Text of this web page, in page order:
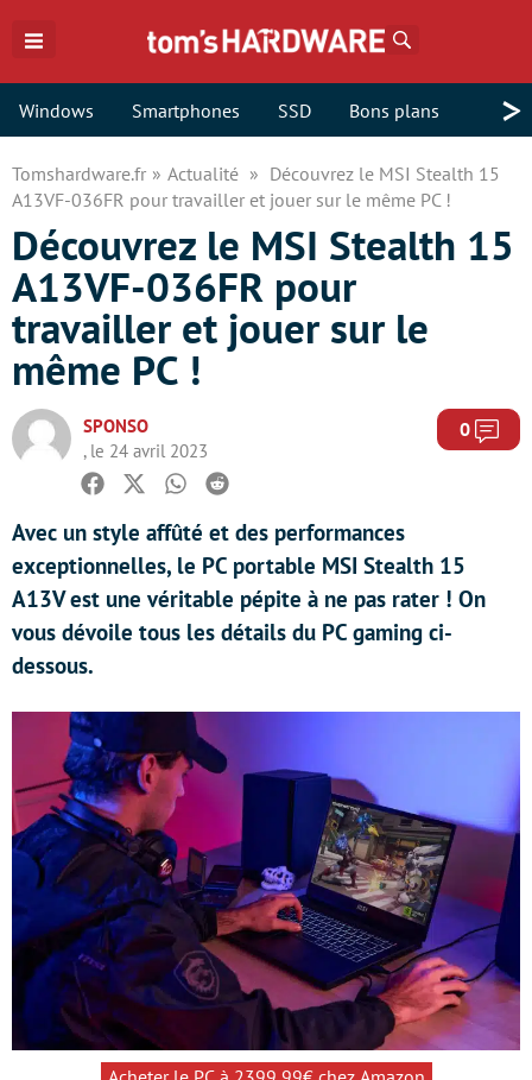
Windows Smartphones SSD Bons plans >
Tomshardware.fr Actualité
Découvrez le MSI Stealth 15
A13VF-036FR pour travailler et jouer sur le même PC !
Découvrez le MSI Stealth 15
A13VF-036FR pour
travailler et jouer sur le
même PC !
SPONSO
, le 24 avril 2023
0
Facebook
TwitterWhatsapp
Reddit
Avec un style affûté et des performances
exceptionnelles, le PC portable MSI Stealth 15
A13V est une véritable pépite à ne pas rater ! On
vous dévoile tous les détails du PC gaming ci-
dessous.